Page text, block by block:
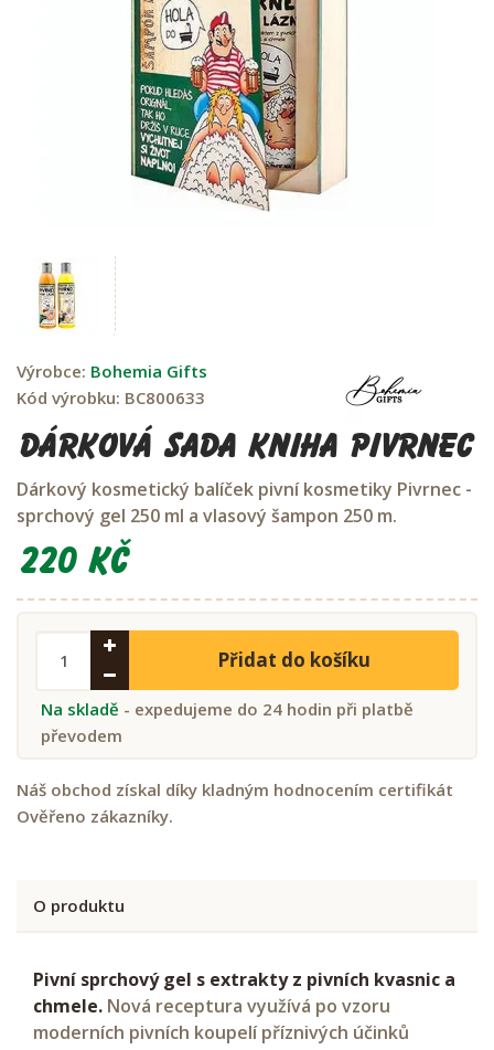
Výrobce: Bohemia Gifts
Kód výrobku: BC800633
Dárková sada kniha Pivrnec
Dárkový kosmetický balíček pivní kosmetiky Pivrnec -
sprchový gel 250 ml a vlasový šampon 250 m.
220 Kč
Přidat do košíku
Na skladě - expedujeme do 24 hodin při platbě
převodem
Náš obchod získal díky kladným hodnocením certifikát
Ověřeno zákazníky.
O produktu
Pivní sprchový gel s extrakty z pivních kvasnic a
chmele. Nová receptura využívá po vzoru
moderních pivních koupelí příznivých účinků